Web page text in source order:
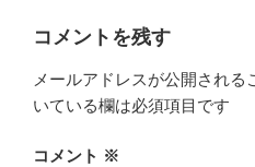
コメントを残す
メールアドレスが公開される
いている欄は必須項目です
コメント ※